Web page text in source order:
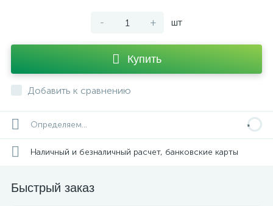
- + шт
Купить
Добавить к сравнению
Определяем...
Наличный и безналичный расчет, банковские карты
Быстрый заказ